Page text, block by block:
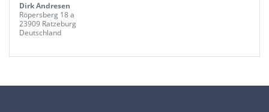
Dirk Andresen
Röpersberg 18 a
23909 Ratzeburg
Deutschland